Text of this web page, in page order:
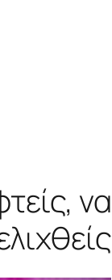
να